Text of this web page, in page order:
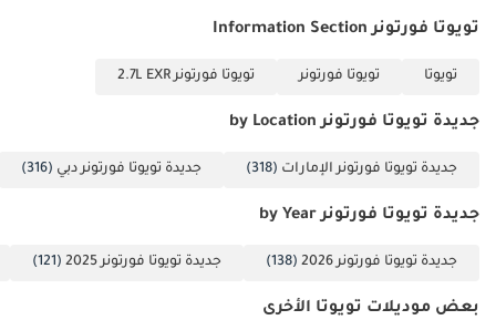
تويوتا فورتونر Information Section
تويوتا تويوتا فورتونر تويوتا فورتونر 2.7L EXR
جديدة تويوتا فورتونر by Location
جديدة تويوتا فورتونر الإمارات (318) جديدة تويوتا فورتونر دبي (316)
جديدة تويوتا فورتونر by Year
جديدة تويوتا فورتونر 2026 (138) جديدة تويوتا فورتونر 2025 (121)
بعض موديلات تويوتا الأخرى